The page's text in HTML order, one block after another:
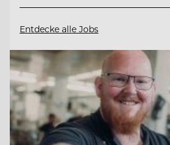
Entdecke alle Jobs